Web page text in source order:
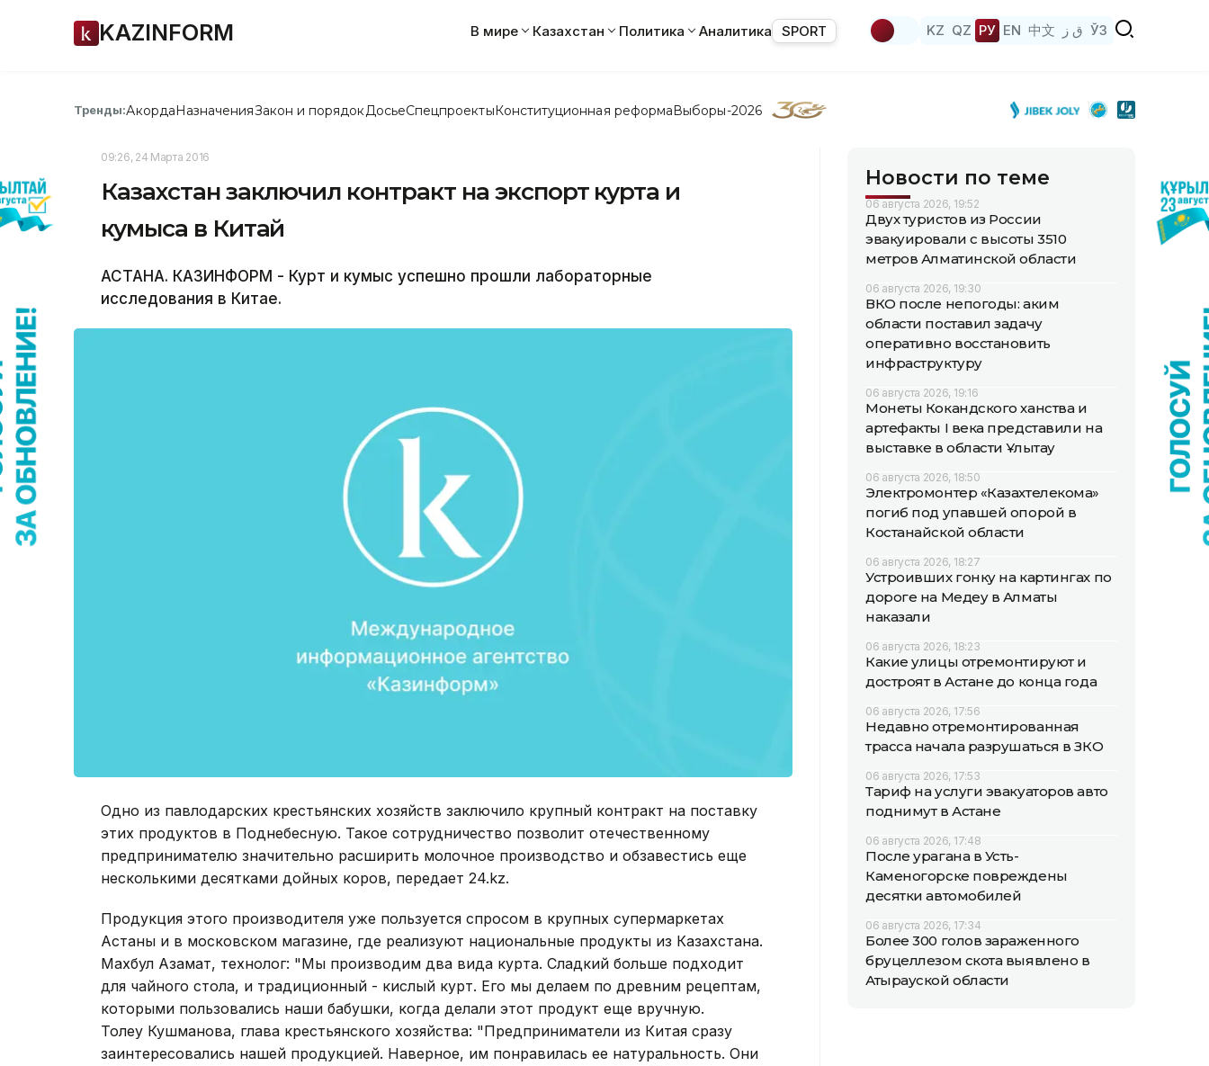
KAZINFORM В мире Казахстан Политика Аналитика SPORT KZ QZ РУ EN 中文 ق ز ЎЗ
Тренды:АкордаНазначенияЗакон и порядок ДосьеСпецпроектыКонституционная реформаВыборы-2026
09:26, 24 Марта 2016
Казахстан заключил контракт на экспорт курта и
кумыса в Китай
АСТАНА. КАЗИНФОРМ - Курт и кумыс успешно прошли лабораторные
исследования в Китае.
Одно из павлодарских крестьянских хозяйств заключило крупный контракт на поставку
этих продуктов в Поднебесную. Такое сотрудничество позволит отечественному
предпринимателю значительно расширить молочное производство и обзавестись еще
несколькими десятками дойных коров, передает 24.kz.
Продукция этого производителя уже пользуется спросом в крупных супермаркетах
Астаны и в московском магазине, где реализуют национальные продукты из Казахстана.
Махбул Азамат, технолог: "Мы производим два вида курта. Сладкий больше подходит
для чайного стола, и традиционный - кислый курт. Его мы делаем по древним рецептам,
которыми пользовались наши бабушки, когда делали этот продукт еще вручную.
Толеу Кушманова, глава крестьянского хозяйства: "Предприниматели из Китая сразу
заинтересовались нашей продукцией. Наверное, им понравилась ее натуральность. Они
Новости по теме
06 августа 2026, 19:52
Двух туристов из России
эвакуировали с высоты 3510
метров Алматинской области
06 августа 2026, 19:30
ВКО после непогоды: аким
области поставил задачу
оперативно восстановить
инфраструктуру
06 августа 2026, 19:16
Монеты Кокандского ханства и
артефакты I века представили на
выставке в области Ұлытау
06 августа 2026, 18:50
Электромонтер «Казахтелекома»
погиб под упавшей опорой в
Костанайской области
06 августа 2026, 18:27
Устроивших гонку на картингах по
дороге на Медеу в Алматы
наказали
06 августа 2026, 18:23
Какие улицы отремонтируют и
достроят в Астане до конца года
06 августа 2026, 17:56
Недавно отремонтированная
трасса начала разрушаться в ЗКО
06 августа 2026, 17:53
Тариф на услуги эвакуаторов авто
поднимут в Астане
06 августа 2026, 17:48
После урагана в Усть-
Каменогорске повреждены
десятки автомобилей
06 августа 2026, 17:34
Более 300 голов зараженного
бруцеллезом скота выявлено в
Атырауской области